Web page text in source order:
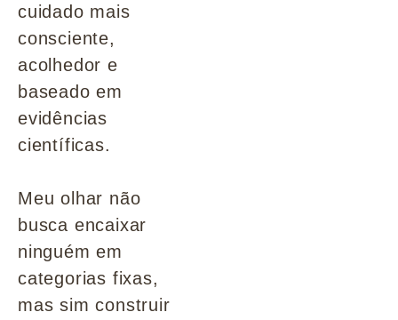
cuidado mais
consciente,
acolhedor e
baseado em
evidências
científicas.
Meu olhar não
busca encaixar
ninguém em
categorias fixas,
mas sim construir